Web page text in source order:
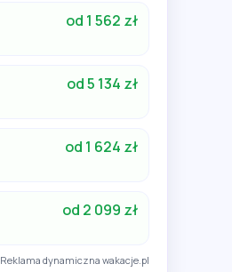
od 1 562 zł
od 5 134 zł
od 1 624 zł
od 2 099 zł
Reklama dynamiczna wakacje.pl